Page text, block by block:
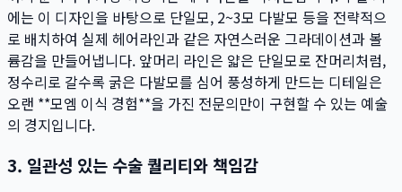
에는 이 디자인을 바탕으로 단일모, 2~3모 다발모 등을 전략적으
로 배치하여 실제 헤어라인과 같은 자연스러운 그라데이션과 볼
륨감을 만들어냅니다. 앞머리 라인은 얇은 단일모로 잔머리처럼,
정수리로 갈수록 굵은 다발모를 심어 풍성하게 만드는 디테일은
오랜 **모엠 이식 경험**을 가진 전문의만이 구현할 수 있는 예술
의 경지입니다.
3. 일관성 있는 수술 퀄리티와 책임감